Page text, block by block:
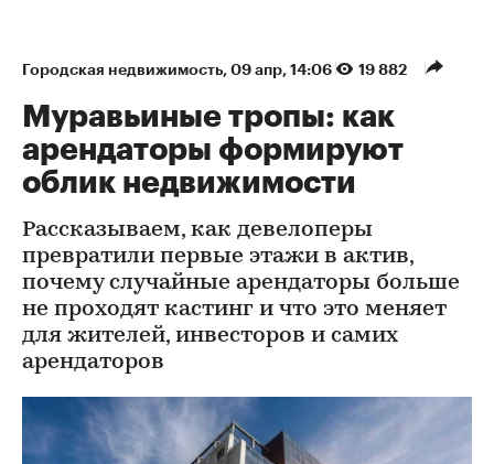
Городская недвижимость 09 апр, 14:06 19 882
Муравьиные тропы: как
арендаторы формируют
облик недвижимости
Рассказываем, как девелоперы
превратили первые этажи в актив,
почему случайные арендаторы больше
не проходят кастинг и что это меняет
для жителей, инвесторов и самих
арендаторов